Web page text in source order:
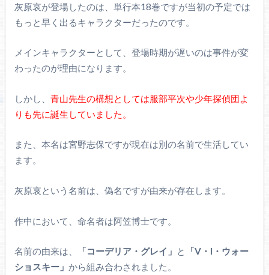
灰原哀が登場したのは、単行本18巻ですが当初の予定では
もっと早く出るキャラクターだったのです。
メインキャラクターとして、登場時期が遅いのは事件が変
わったのが理由になります。
しかし、 青山先生の構想としては服部平次や少年探偵団よ
りも先に誕生していました。
また、本名は宮野志保ですが現在は別の名前で生活してい
ます。
灰原哀という名前は、偽名ですが由来が存在します。
作中において、命名者は阿笠博士です。
名前の由来は、 「コーデリア・グレイ」 と
「V・I・ウォー
ショスキー」 から組み合わされました。